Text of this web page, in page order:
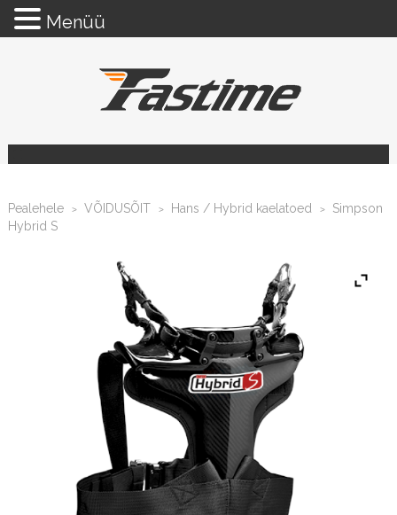
Pealehele > VÕIDUSÕIT > Hans / Hybrid kaelatoed >
Simpson
Hybrid S
Menüü